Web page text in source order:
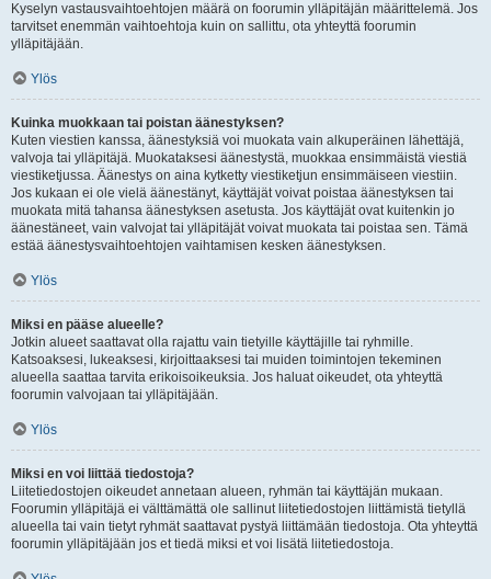
Kyselyn vastausvaihtoehtojen määrä on foorumin ylläpitäjän määrittelemä. Jos
tarvitset enemmän vaihtoehtoja kuin on sallittu, ota yhteyttä foorumin
ylläpitäjään.
Ylös
Kuinka muokkaan tai poistan äänestyksen?
Kuten viestien kanssa, äänestyksiä voi muokata vain alkuperäinen lähettäjä,
valvoja tai ylläpitäjä. Muokataksesi äänestystä, muokkaa ensimmäistä viestiä
viestiketjussa. Äänestys on aina kytketty viestiketjun ensimmäiseen viestiin.
Jos kukaan ei ole vielä äänestänyt, käyttäjät voivat poistaa äänestyksen tai
muokata mitä tahansa äänestyksen asetusta. Jos käyttäjät ovat kuitenkin jo
äänestäneet, vain valvojat tai ylläpitäjät voivat muokata tai poistaa sen. Tämä
estää äänestysvaihtoehtojen vaihtamisen kesken äänestyksen.
Ylös
Miksi en pääse alueelle?
Jotkin alueet saattavat olla rajattu vain tietyille käyttäjille tai ryhmille.
Katsoaksesi, lukeaksesi, kirjoittaaksesi tai muiden toimintojen tekeminen
alueella saattaa tarvita erikoisoikeuksia. Jos haluat oikeudet, ota yhteyttä
foorumin valvojaan tai ylläpitäjään.
Ylös
Miksi en voi liittää tiedostoja?
Liitetiedostojen oikeudet annetaan alueen, ryhmän tai käyttäjän mukaan.
Foorumin ylläpitäjä ei välttämättä ole sallinut liitetiedostojen liittämistä tietyllä
alueella tai vain tietyt ryhmät saattavat pystyä liittämään tiedostoja. Ota yhteyttä
foorumin ylläpitäjään jos et tiedä miksi et voi lisätä liitetiedostoja.